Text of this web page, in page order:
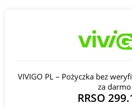
VIVIGO PL – Pożyczka bez
za darmo
RRSO